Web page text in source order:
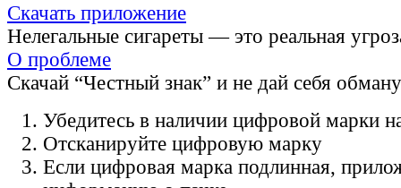
Скачать приложение
Нелегальные сигареты — это реальная
О проблеме
Скачай “Честный знак” и не дай себя
Убедитесь в наличии цифровой марки
Отсканируйте цифровую марку
Если цифровая марка подлинная,